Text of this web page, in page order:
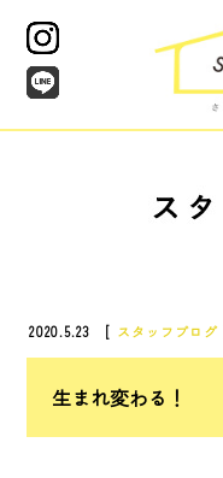
2020.5.23 [ スタッフブログ
生まれ変わる！